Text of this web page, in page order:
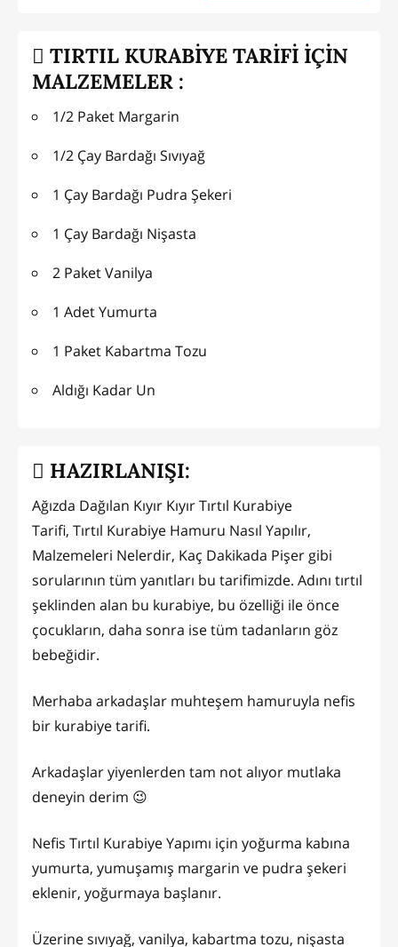
TIRTIL KURABİYE TARİFİ İÇİN
MALZEMELER :
1/2 Paket Margarin
1/2 Çay Bardağı Sıvıyağ
1 Çay Bardağı Pudra Şekeri
1 Çay Bardağı Nişasta
2 Paket Vanilya
1 Adet Yumurta
1 Paket Kabartma Tozu
Aldığı Kadar Un
HAZIRLANIŞI:
Ağızda Dağılan Kıyır Kıyır Tırtıl Kurabiye
Tarifi, Tırtıl Kurabiye Hamuru Nasıl Yapılır,
Malzemeleri Nelerdir, Kaç Dakikada Pişer gibi
sorularının tüm yanıtları bu tarifimizde. Adını tırtıl
şeklinden alan bu kurabiye, bu özelliği ile önce
çocukların, daha sonra ise tüm tadanların göz
bebeğidir.
Merhaba arkadaşlar muhteşem hamuruyla nefis
bir kurabiye tarifi.
Arkadaşlar yiyenlerden tam not alıyor mutlaka
deneyin derim 😉
Nefis Tırtıl Kurabiye Yapımı için yoğurma kabına
yumurta, yumuşamış margarin ve pudra şekeri
eklenir, yoğurmaya başlanır.
Üzerine sıvıyağ, vanilya, kabartma tozu, nişasta